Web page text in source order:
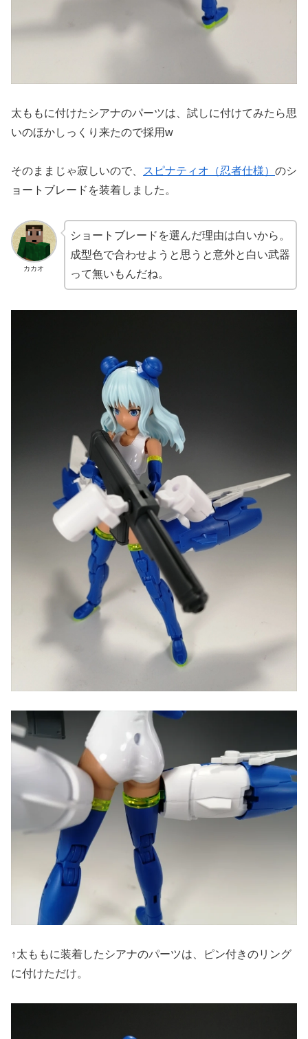
太ももに付けたシアナのパーツは、試しに付けてみたら思
いのほかしっくり来たので採用w
そのままじゃ寂しいので、 スピナティオ（忍者仕様） のシ
ョートブレードを装着しました。
カカオ
ショートブレードを選んだ理由は白いから。
成型色で合わせようと思うと意外と白い武器
って無いもんだね。
↑太ももに装着したシアナのパーツは、ピン付きのリング
に付けただけ。